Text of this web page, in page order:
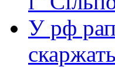
У рф